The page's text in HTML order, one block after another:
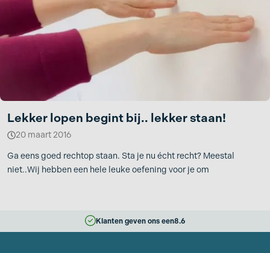
Lekker lopen begint bij.. lekker staan!
20 maart 2016
Ga eens goed rechtop staan. Sta je nu écht recht? Meestal
niet..Wij hebben een hele leuke oefening voor je om
Klanten geven ons een8.6